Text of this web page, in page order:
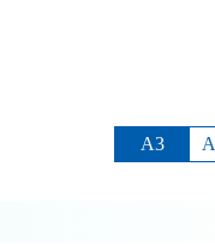
A3